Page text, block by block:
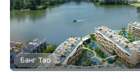
Банг Тао